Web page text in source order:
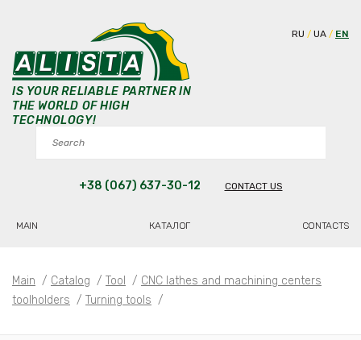
RU UA EN
IS YOUR RELIABLE PARTNER IN
THE WORLD OF HIGH
TECHNOLOGY!
+38 (067) 637-30-12 CONTACT US
MAIN КАТАЛОГ CONTACTS
Main / Catalog / Tool / CNC lathes and machining centers
toolholders / Turning tools /